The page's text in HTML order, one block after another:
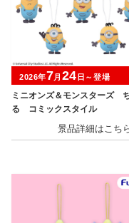
ミニオンズ＆モンスターズ
る コミックスタイル
2026年7月 24 日～登場